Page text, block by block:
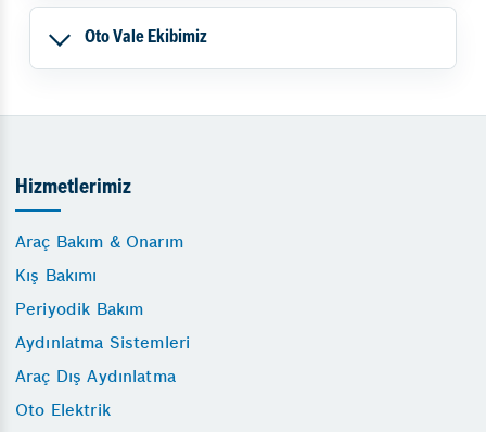
Oto Vale Ekibimiz
Hizmetlerimiz
Araç Bakım & Onarım
Kış Bakımı
Periyodik Bakım
Aydınlatma Sistemleri
Araç Dış Aydınlatma
Oto Elektrik